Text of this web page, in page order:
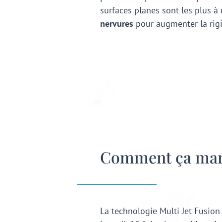
surfaces planes sont les plus
nervures pour augmenter la
Comment ça
La technologie Multi Jet